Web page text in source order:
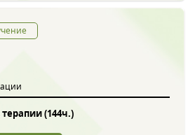
(144ч.)